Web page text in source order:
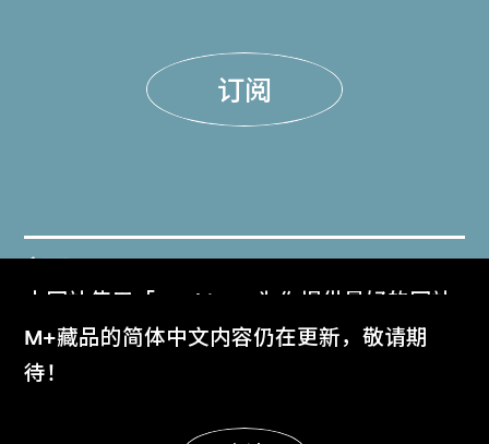
本网站使用「Cookies」为你提供最好的网站
体验。
了解更多
M+藏品的简体中文内容仍在更新，敬请期
待！
订阅
门票
Get Tickets